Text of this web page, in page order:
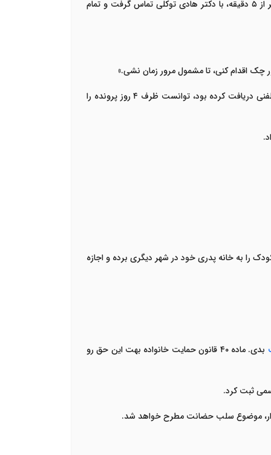
۵دقیقه، با دکتر هادی توکلیتماس گرفت و تمام
اقدام کنی، تا مشمول مرور زمان نشی.»
تلفنی دریافت کرده بود، توانست ظرف ۴روز پرونده را
.
را به خانه پدری خود در شهر دیگری برده و اجازه
بدی. ماده۴۰ قانون حمایت خانواده بهت این حق رو
ثبت کرد.
تکرار، موضوع سلب حضانت مطرح خواهد شد.